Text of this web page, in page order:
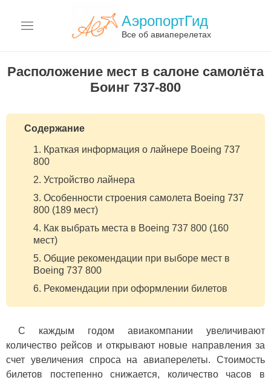
АэропортГид
Все об авиаперелетах
АВИАКОМПАНИИ
АВИАЦИЯ
ТЕРМИНЫ
О САЙТЕ
Расположение мест в салоне самолёта
Боинг 737-800
Содержание
Краткая информация о лайнере Boeing 737
800
Устройство лайнера
Особенности строения самолета Boeing 737
800 (189 мест)
Как выбрать места в Boeing 737 800 (160
мест)
Общие рекомендации при выборе мест в
Boeing 737 800
Рекомендации при оформлении билетов
С каждым годом авиакомпании увеличивают
количество рейсов и открывают новые направления за
счет увеличения спроса на авиаперелеты. Стоимость
билетов постепенно снижается, количество часов в